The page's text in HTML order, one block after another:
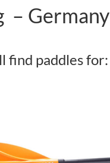
– Germany
find paddles for: